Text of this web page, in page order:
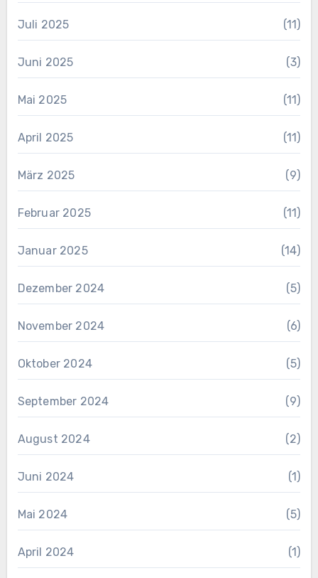
Juli 2025 (11)
Juni 2025 (3)
Mai 2025 (11)
April 2025 (11)
März 2025 (9)
Februar 2025 (11)
Januar 2025 (14)
Dezember 2024 (5)
November 2024 (6)
Oktober 2024 (5)
September 2024 (9)
August 2024 (2)
Juni 2024 (1)
Mai 2024 (5)
April 2024 (1)